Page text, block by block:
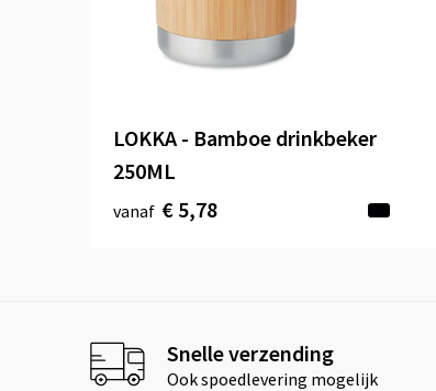
LOKKA - Bamboe drinkbeker
250ML
vanaf € 5,78
Snelle verzending
Ook spoedlevering mogelijk